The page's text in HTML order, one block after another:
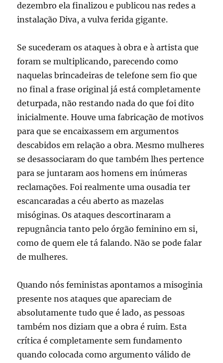
dezembro ela finalizou e publicou nas redes a
instalação Diva, a vulva ferida gigante.
Se sucederam os ataques à obra e à artista que
foram se multiplicando, parecendo como
naquelas brincadeiras de telefone sem fio que
no final a frase original já está completamente
deturpada, não restando nada do que foi dito
inicialmente. Houve uma fabricação de motivos
para que se encaixassem em argumentos
descabidos em relação a obra. Mesmo mulheres
se desassociaram do que também lhes pertence
para se juntaram aos homens em inúmeras
reclamações. Foi realmente uma ousadia ter
escancaradas a céu aberto as mazelas
misóginas. Os ataques descortinaram a
repugnância tanto pelo órgão feminino em si,
como de quem ele tá falando. Não se pode falar
de mulheres.
Quando nós feministas apontamos a misoginia
presente nos ataques que apareciam de
absolutamente tudo que é lado, as pessoas
também nos diziam que a obra é ruim. Esta
crítica é completamente sem fundamento
quando colocada como argumento válido de